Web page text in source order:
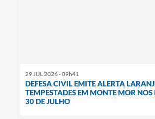
29 JUL 2026 - 09h41
DEFESA CIVIL EMITE ALERTA
TEMPESTADES EM MONTE MOR NOS
30 DE JULHO